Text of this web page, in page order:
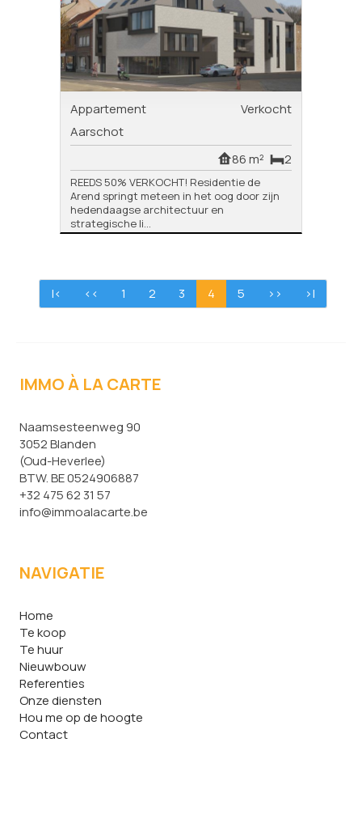
Appartement
Verkocht
Aarschot
2
86 m²
REEDS 50% VERKOCHT! Residentie de
Arend springt meteen in het oog door zijn
hedendaagse architectuur en
strategische li...
|< << 1 2 3 4 5 >> >|
IMMO À LA CARTE
Naamsesteenweg 90
3052 Blanden
(Oud-Heverlee)
BTW. BE 0524906887
+32 475 62 31 57
info@immoalacarte.be
NAVIGATIE
Home
Te koop
Te huur
Nieuwbouw
Referenties
Onze diensten
Hou me op de hoogte
Contact